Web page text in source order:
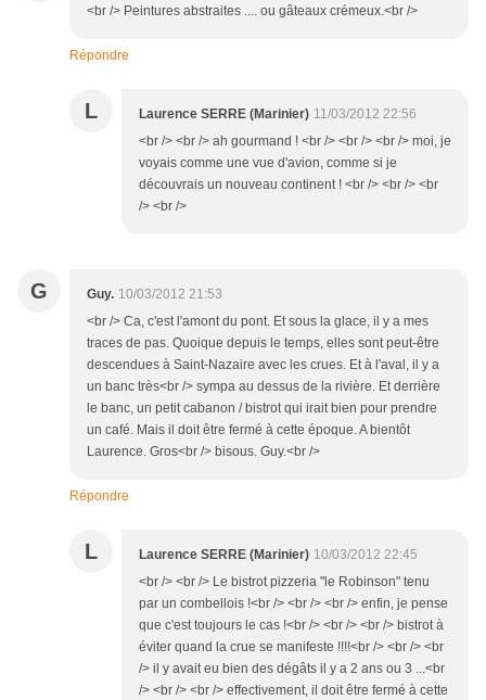
<br /> Peintures abstraites .... ou gâteaux crémeux.<br />
Répondre
L Laurence SERRE (Marinier) 11/03/2012 22:56
<br /> <br /> ah gourmand ! <br /> <br /> <br /> moi, je
voyais comme une vue d'avion, comme si je
découvrais un nouveau continent ! <br /> <br /> <br
/> <br />
G Guy. 10/03/2012 21:53
<br /> Ca, c'est l'amont du pont. Et sous la glace, il y a mes
traces de pas. Quoique depuis le temps, elles sont peut-être
descendues à Saint-Nazaire avec les crues. Et à l'aval, il y a
un banc très<br /> sympa au dessus de la rivière. Et derrière
le banc, un petit cabanon / bistrot qui irait bien pour prendre
un café. Mais il doit être fermé à cette époque. A bientôt
Laurence. Gros<br /> bisous. Guy.<br />
Répondre
L Laurence SERRE (Marinier) 10/03/2012 22:45
<br /> <br /> Le bistrot pizzeria "le Robinson" tenu
par un combellois !<br /> <br /> <br /> enfin, je pense
que c'est toujours le cas !<br /> <br /> <br /> bistrot à
éviter quand la crue se manifeste !!!!<br /> <br /> <br
/> il y avait eu bien des dégâts il y a 2 ans ou 3 ...<br
/> <br /> <br /> effectivement, il doit être fermé à cette